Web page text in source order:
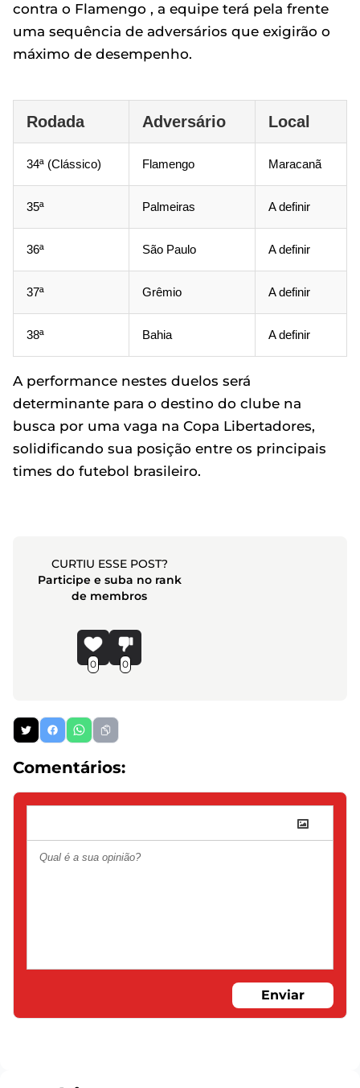
contra o Flamengo , a equipe terá pela frente
uma sequência de adversários que exigirão o
máximo de desempenho.
Rodada Adversário Local
34ª (Clássico) Flamengo Maracanã
35ª Palmeiras A definir
36ª São Paulo A definir
37ª Grêmio A definir
38ª Bahia A definir
A performance nestes duelos será
determinante para o destino do clube na
busca por uma vaga na Copa Libertadores,
solidificando sua posição entre os principais
times do futebol brasileiro.
CURTIU ESSE POST?
Participe e suba no rank
de membros
0 0
Comentários:
Enviar